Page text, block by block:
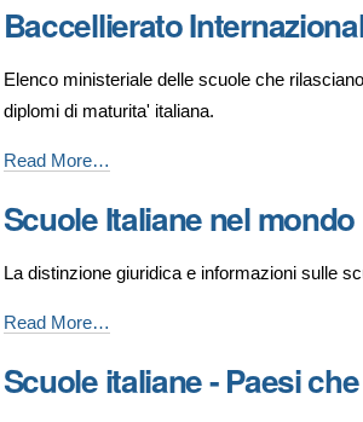
Baccellierato
Elenco ministeriale delle scuole che
diplomi di maturita' italiana.
Baccellierato
(BI)
scuole
riconosciute
Read More…
Scuole Italiane nel mondo
La distinzione giuridica e informazioni sulle
Scuole
nel
Read More…
Scuole italiane - Paesi